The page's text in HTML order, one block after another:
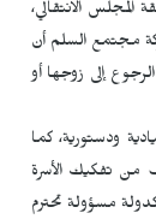
1996 تم بمرسوم رئاسي بعد موافقة المجلس الانتقالي،
مجتمع السلم أن
إلى زوجها أو
ودستورية، كما
من تفكيك الأسرة
مسؤولة تحترم